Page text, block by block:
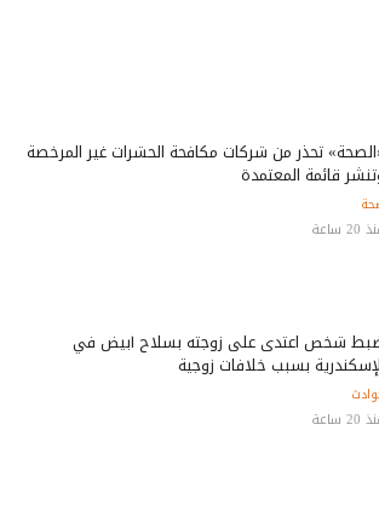
تحذر من شركات مكافحة الحشرات غير المرخصة
قائمة المعتمدة
ساعة
شخص اعتدى على زوجته بسلاح أبيض في
بسبب خلافات زوجية
ساعة